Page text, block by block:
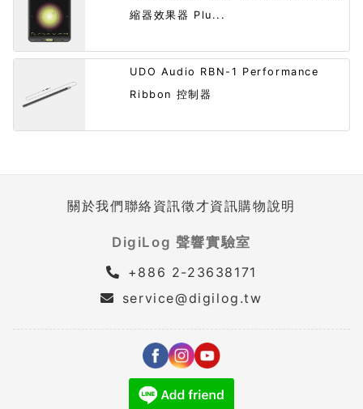
縮器效果器 Plu...
UDO Audio RBN-1 Performance
Ribbon 控制器
關於我們聯絡資訊徵才資訊購物說明
DigiLog 聲響實驗室
+886 2-23638171
service@digilog.tw